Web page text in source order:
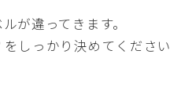
が違ってきます。
しっかり決めてください